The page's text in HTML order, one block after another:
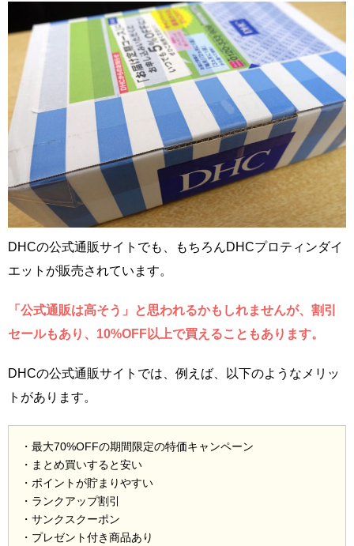
DHCの公式通販サイトでも、もちろんDHCプロティンダイ
エットが販売されています。
「公式通販は高そう」と思われるかもしれませんが、割引
セールもあり、10%OFF以上で買えることもあります。
DHCの公式通販サイトでは、例えば、以下のようなメリッ
トがあります。
・最大70%OFFの期間限定の特価キャンペーン
・まとめ買いすると安い
・ポイントが貯まりやすい
・ランクアップ割引
・サンクスクーポン
・プレゼント付き商品あり